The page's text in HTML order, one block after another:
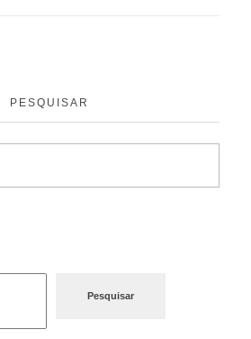
PESQUISAR
Pesquisar